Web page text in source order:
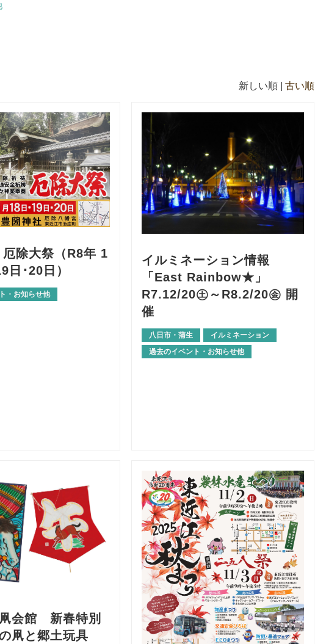
新しい順 | 古い順
除大祭（R8年 1
日･20日）
・お知らせ他
イルミネーション情報
「East Rainbow★」
R7.12/20㊏～R8.2/20㊎ 開
催
八日市・蒲生
イルミネーション
過去のイベント・お知らせ他
会館 新春特別
凧と郷土玩具